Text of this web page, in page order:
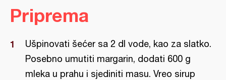
Priprema
Ušpinovati šećer sa 2 dl vode, kao za slatko.
Posebno umutiti margarin, dodati 600 g
mleka u prahu i sjediniti masu. Vreo sirup